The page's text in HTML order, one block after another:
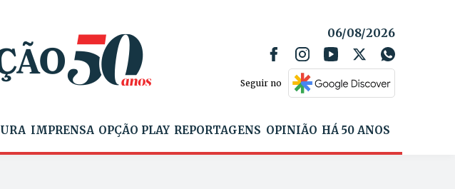
06/08/2026
Seguir no
IMPRENSA OPÇÃO PLAY REPORTAGENS OPINIÃO HÁ 50 ANOS